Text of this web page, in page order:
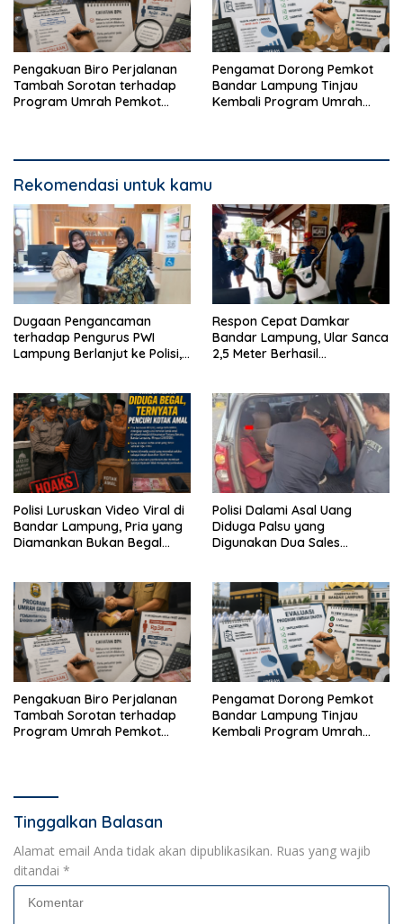
Pengakuan Biro Perjalanan
Tambah Sorotan terhadap
Program Umrah Pemkot
Pengamat Dorong Pemkot
Bandar Lampung Tinjau
Kembali Program Umrah
Rekomendasi untuk kamu
Dugaan Pengancaman
terhadap Pengurus PWI
Lampung Berlanjut ke Polisi,
Respon Cepat Damkar
Bandar Lampung, Ular Sanca
2,5 Meter Berhasil
Polisi Luruskan Video Viral di
Bandar Lampung, Pria yang
Diamankan Bukan Begal
Polisi Dalami Asal Uang
Diduga Palsu yang
Digunakan Dua Sales
Pengakuan Biro Perjalanan
Tambah Sorotan terhadap
Program Umrah Pemkot
Pengamat Dorong Pemkot
Bandar Lampung Tinjau
Kembali Program Umrah
Tinggalkan Balasan
Alamat email Anda tidak akan dipublikasikan. Ruas yang wajib
ditandai *